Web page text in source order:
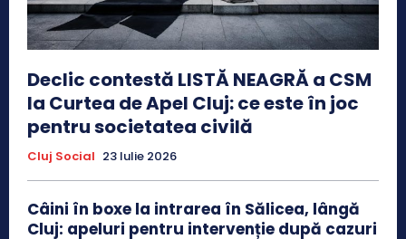
Declic contestă LISTĂ NEAGRĂ a CSM
la Curtea de Apel Cluj: ce este în joc
pentru societatea civilă
Cluj Social 23 Iulie 2026
Câini în boxe la intrarea în Sălicea, lângă
Cluj: apeluri pentru intervenție după cazuri